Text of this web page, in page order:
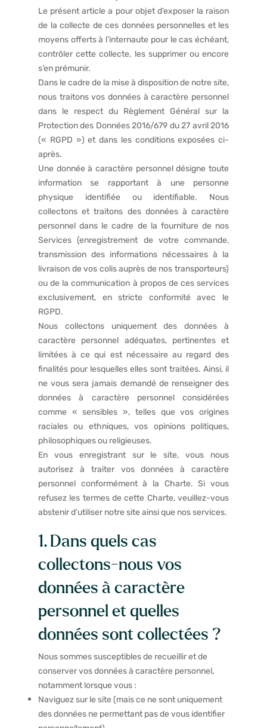
Le présent article a pour objet d’exposer la raison
de la collecte de ces données personnelles et les
moyens offerts à l’internaute pour le cas échéant,
contrôler cette collecte, les supprimer ou encore
s’en prémunir.
Dans le cadre de la mise à disposition de notre site,
nous traitons vos données à caractère personnel
dans le respect du Règlement Général sur la
Protection des Données 2016/679 du 27 avril 2016
(« RGPD ») et dans les conditions exposées ci-
après.
Une donnée à caractère personnel désigne toute
information se rapportant à une personne
physique identifiée ou identifiable. Nous
collectons et traitons des données à caractère
personnel dans le cadre de la fourniture de nos
Services (enregistrement de votre commande,
transmission des informations nécessaires à la
livraison de vos colis auprès de nos transporteurs)
ou de la communication à propos de ces services
exclusivement, en stricte conformité avec le
RGPD.
Nous collectons uniquement des données à
caractère personnel adéquates, pertinentes et
limitées à ce qui est nécessaire au regard des
finalités pour lesquelles elles sont traitées. Ainsi, il
ne vous sera jamais demandé de renseigner des
données à caractère personnel considérées
comme « sensibles », telles que vos origines
raciales ou ethniques, vos opinions politiques,
philosophiques ou religieuses.
En vous enregistrant sur le site, vous nous
autorisez à traiter vos données à caractère
personnel conformément à la Charte. Si vous
refusez les termes de cette Charte, veuillez-vous
abstenir d’utiliser notre site ainsi que nos services.
1. Dans quels cas
collectons-nous vos
données à caractère
personnel et quelles
données sont collectées ?
Nous sommes susceptibles de recueillir et de
conserver vos données à caractère personnel,
notamment lorsque vous :
Naviguez sur le site (mais ce ne sont uniquement
des données ne permettant pas de vous identifier